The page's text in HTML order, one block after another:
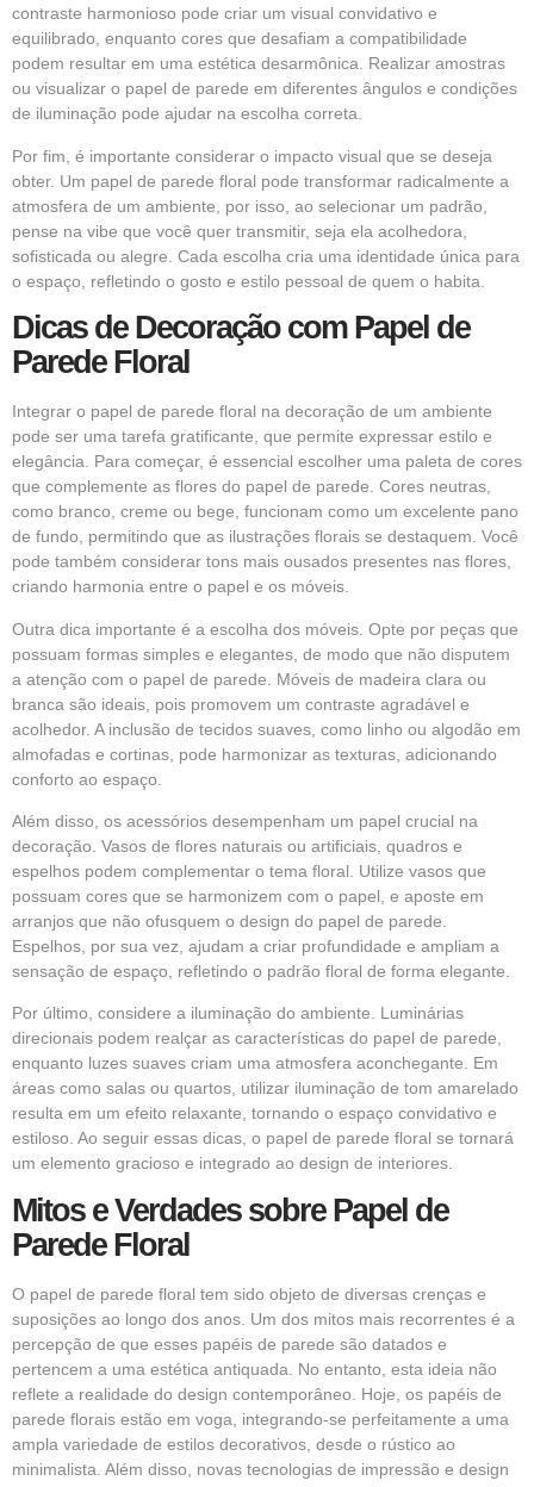
contraste harmonioso pode criar um visual convidativo e
equilibrado, enquanto cores que desafiam a compatibilidade
podem resultar em uma estética desarmônica. Realizar amostras
ou visualizar o papel de parede em diferentes ângulos e condições
de iluminação pode ajudar na escolha correta.
Por fim, é importante considerar o impacto visual que se deseja
obter. Um papel de parede floral pode transformar radicalmente a
atmosfera de um ambiente, por isso, ao selecionar um padrão,
pense na vibe que você quer transmitir, seja ela acolhedora,
sofisticada ou alegre. Cada escolha cria uma identidade única para
o espaço, refletindo o gosto e estilo pessoal de quem o habita.
Dicas de Decoração com Papel de
Parede Floral
Integrar o papel de parede floral na decoração de um ambiente
pode ser uma tarefa gratificante, que permite expressar estilo e
elegância. Para começar, é essencial escolher uma paleta de cores
que complemente as flores do papel de parede. Cores neutras,
como branco, creme ou bege, funcionam como um excelente pano
de fundo, permitindo que as ilustrações florais se destaquem. Você
pode também considerar tons mais ousados presentes nas flores,
criando harmonia entre o papel e os móveis.
Outra dica importante é a escolha dos móveis. Opte por peças que
possuam formas simples e elegantes, de modo que não disputem
a atenção com o papel de parede. Móveis de madeira clara ou
branca são ideais, pois promovem um contraste agradável e
acolhedor. A inclusão de tecidos suaves, como linho ou algodão em
almofadas e cortinas, pode harmonizar as texturas, adicionando
conforto ao espaço.
Além disso, os acessórios desempenham um papel crucial na
decoração. Vasos de flores naturais ou artificiais, quadros e
espelhos podem complementar o tema floral. Utilize vasos que
possuam cores que se harmonizem com o papel, e aposte em
arranjos que não ofusquem o design do papel de parede.
Espelhos, por sua vez, ajudam a criar profundidade e ampliam a
sensação de espaço, refletindo o padrão floral de forma elegante.
Por último, considere a iluminação do ambiente. Luminárias
direcionais podem realçar as características do papel de parede,
enquanto luzes suaves criam uma atmosfera aconchegante. Em
áreas como salas ou quartos, utilizar iluminação de tom amarelado
resulta em um efeito relaxante, tornando o espaço convidativo e
estiloso. Ao seguir essas dicas, o papel de parede floral se tornará
um elemento gracioso e integrado ao design de interiores.
Mitos e Verdades sobre Papel de
Parede Floral
O papel de parede floral tem sido objeto de diversas crenças e
suposições ao longo dos anos. Um dos mitos mais recorrentes é a
percepção de que esses papéis de parede são datados e
pertencem a uma estética antiquada. No entanto, esta ideia não
reflete a realidade do design contemporâneo. Hoje, os papéis de
parede florais estão em voga, integrando-se perfeitamente a uma
ampla variedade de estilos decorativos, desde o rústico ao
minimalista. Além disso, novas tecnologias de impressão e design